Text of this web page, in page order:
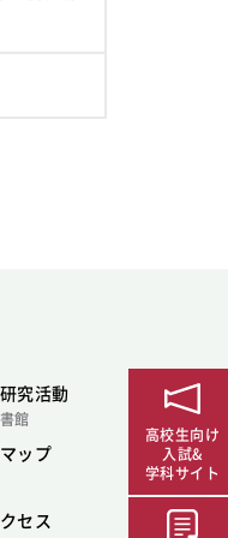
究活動
館
ップ
セス
高校生向け
入試&
学科サイト